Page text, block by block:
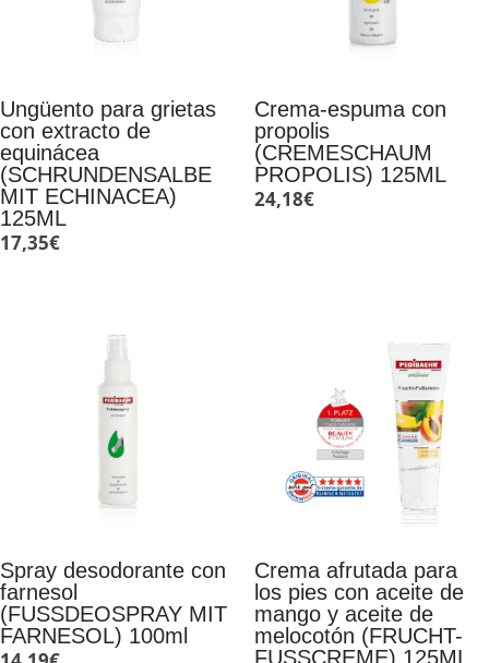
Ungüento para grietas
con extracto de
equinácea
(SCHRUNDENSALBE
MIT ECHINACEA)
125ML
17,35€
Crema-espuma con
propolis
(CREMESCHAUM
PROPOLIS) 125ML
24,18€
Spray desodorante con
farnesol
(FUSSDEOSPRAY MIT
FARNESOL) 100ml
Crema afrutada para
los pies con aceite de
mango y aceite de
melocotón (FRUCHT-
FUSSCREME) 125ML